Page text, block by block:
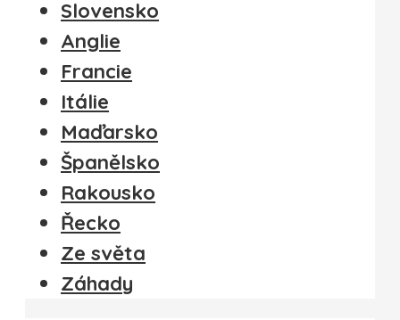
Slovensko
Anglie
Francie
Itálie
Maďarsko
Španělsko
Rakousko
Řecko
Ze světa
Záhady